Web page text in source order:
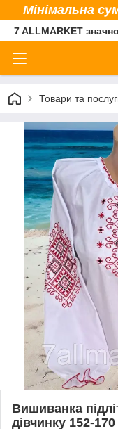
Мінімальна
7 ALLMARKET
Товари та
Вишиванка
дівчинку 152-